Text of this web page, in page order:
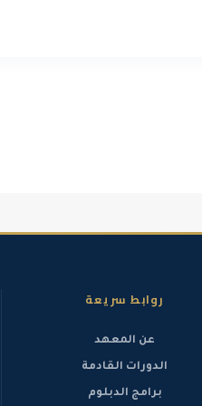
المعتمدة ولا يسمح بتأجيلها أو
روابط سريعة
عن المعهد
الدورات القادمة
برامج الدبلوم